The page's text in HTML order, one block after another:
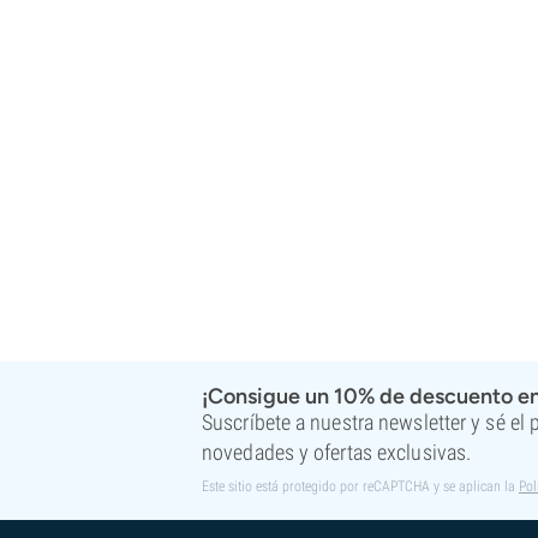
¡Consigue un 10% de descuento
Suscríbete a nuestra newsletter y sé el
novedades y ofertas exclusivas.
Este sitio está protegido por reCAPTCHA y se aplican la